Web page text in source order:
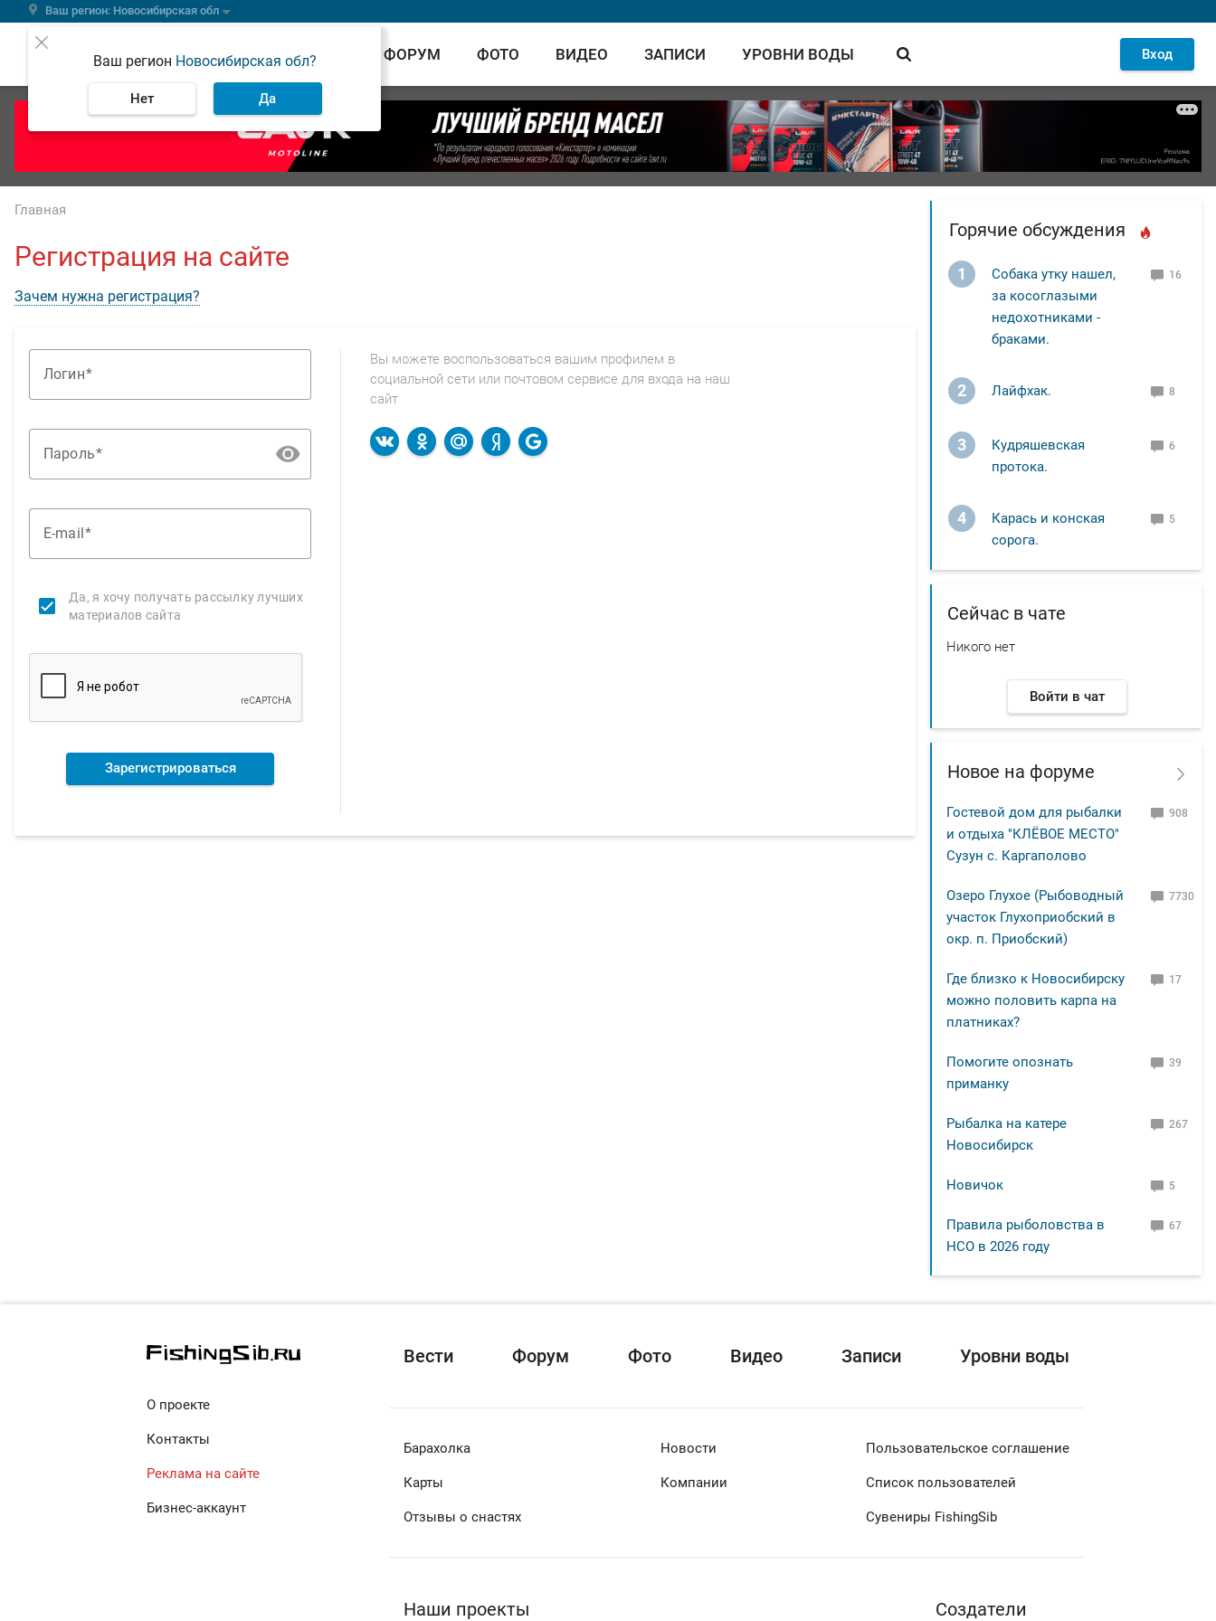
Ваш регион: Новосибирская обл
Ваш регион Новосибирская обл?
Нет Да
ВЕСТИ ФОРУМ ФОТО ВИДЕО ЗАПИСИ УРОВНИ ВОДЫ Вход
Главная
Регистрация на сайте
Зачем нужна регистрация?
Логин
Пароль
E-mail
Да, я хочу получать рассылку лучших
материалов сайта
Зарегистрироваться
Вы можете воспользоваться вашим профилем в
социальной сети или почтовом сервисе для входа на наш
сайт
Горячие обсуждения
1
Собака утку нашел,
за косоглазыми
недохотниками -
браками.
16
2 Лайфхак. 8
3
Кудряшевская
протока.
6
4
Карась и конская
сорога.
5
Сейчас в чате
Никого нет
Войти в чат
Новое на форуме
Гостевой дом для рыбалки
и отдыха "КЛЁВОЕ МЕСТО"
Сузун с. Каргаполово
908
Озеро Глухое (Рыбоводный
участок Глухоприобский в
окр. п. Приобский)
7730
Где близко к Новосибирску
можно половить карпа на
платниках?
17
Помогите опознать
приманку
39
Рыбалка на катере
Новосибирск
267
Новичок 5
Правила рыболовства в
НСО в 2026 году
67
О проекте
Контакты
Реклама на сайте
Бизнес-аккаунт
Вести Форум Фото Видео Записи Уровни воды
Барахолка
Карты
Отзывы о снастях
Новости
Компании
Пользовательское соглашение
Список пользователей
Сувениры FishingSib
Наши проекты Cоздатели